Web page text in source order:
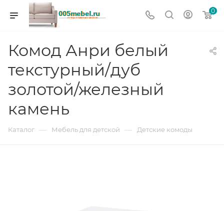
0
Комод Анри белый
текстурный/дуб
золотой/железный
камень
Каталог — Мебель для детской — Детские комоды